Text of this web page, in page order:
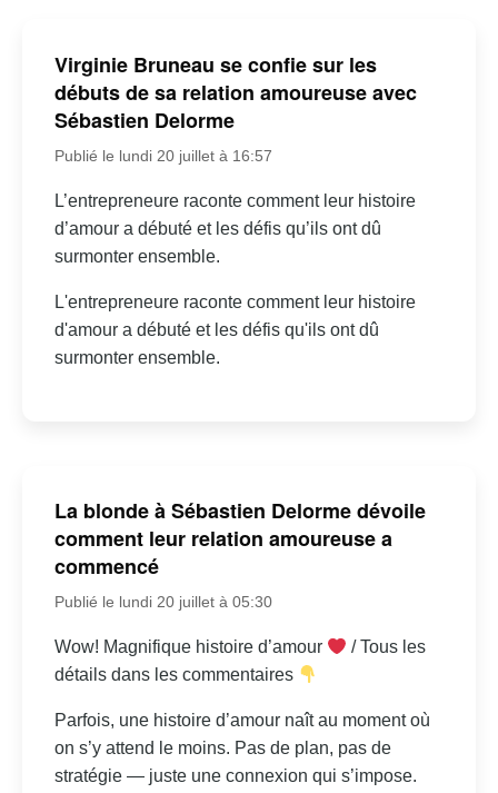
Virginie Bruneau se confie sur les
débuts de sa relation amoureuse avec
Sébastien Delorme
Publié le lundi 20 juillet à 16:57
L’entrepreneure raconte comment leur histoire
d’amour a débuté et les défis qu’ils ont dû
surmonter ensemble.
L'entrepreneure raconte comment leur histoire
d'amour a débuté et les défis qu'ils ont dû
surmonter ensemble.
La blonde à Sébastien Delorme dévoile
comment leur relation amoureuse a
commencé
Publié le lundi 20 juillet à 05:30
Wow! Magnifique histoire d’amour
/ Tous les
détails dans les commentaires
Parfois, une histoire d’amour naît au moment où
on s’y attend le moins. Pas de plan, pas de
stratégie — juste une connexion qui s’impose.